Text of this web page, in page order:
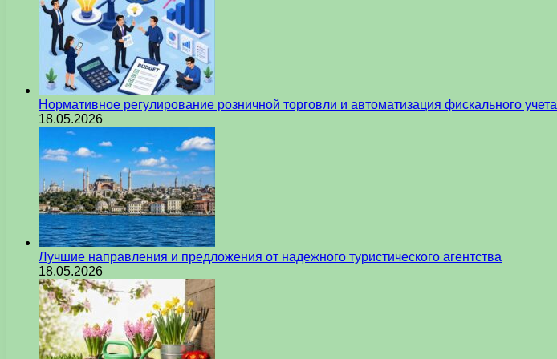
Нормативное регулирование розничной торговли и автоматизация фискального учета
18.05.2026
Лучшие направления и предложения от надежного туристического агентства
18.05.2026